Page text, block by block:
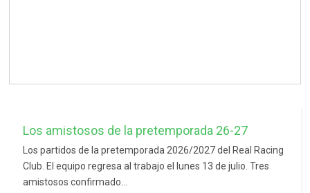
Los amistosos de la pretemporada 26-27
Los partidos de la pretemporada 2026/2027 del Real Racing
Club. El equipo regresa al trabajo el lunes 13 de julio. Tres
amistosos confirmado...